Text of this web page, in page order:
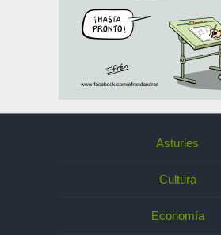
Asturies
Cultura
Economía